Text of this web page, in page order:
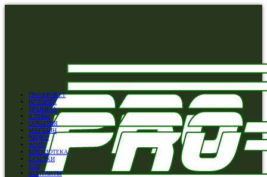
ПРО КРОКЕТ
ИСТОРИЯ
ПРАВИЛА
КЛУБЫ
СОБЫТИЯ
МАГАЗИН
ВИДЕО
ФОТО
БИБЛИОТЕКА
ССЫЛКИ
FAQ
КОНТАКТЫ